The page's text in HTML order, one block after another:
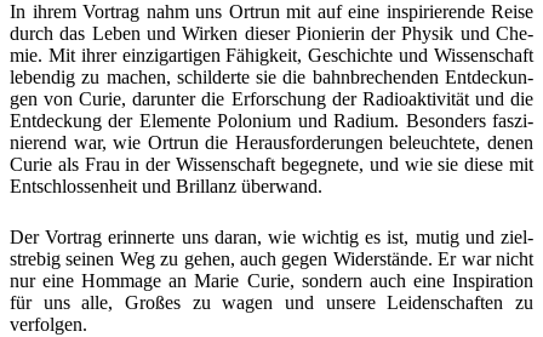
In ihrem Vor­trag nahm uns Ortrun mit auf eine inspi­rie­ren­de Rei­se
durch das Leben und Wir­ken die­ser Pio­nie­rin der Phy­sik und Che­
mie. Mit ihrer ein­zig­ar­ti­gen Fähig­keit, Geschich­te und Wis­sen­schaft
leben­dig zu machen, schil­der­te sie die bahn­bre­chen­den Ent­de­ckun­
gen von Curie, dar­un­ter die Erfor­schung der Radio­ak­ti­vi­tät und die
Ent­de­ckung der Ele­men­te Polo­ni­um und Radi­um. Beson­ders fas­zi­
nie­rend war, wie Ortrun die Her­aus­for­de­run­gen beleuch­te­te, denen
Curie als Frau in der Wis­sen­schaft begeg­ne­te, und wie sie die­se mit
Ent­schlos­sen­heit und Bril­lanz überwand.
Der Vor­trag erin­ner­te uns dar­an, wie wich­tig es ist, mutig und ziel­
stre­big sei­nen Weg zu gehen, auch gegen Wider­stän­de. Er war nicht
nur eine Hom­mage an Marie Curie, son­dern auch eine Inspi­ra­ti­on
für uns alle, Gro­ßes zu wagen und unse­re Lei­den­schaf­ten zu
verfolgen.